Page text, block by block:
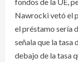
Nawrocki vetó el
el préstamo sería
señala que la tasa
debajo de la tasa